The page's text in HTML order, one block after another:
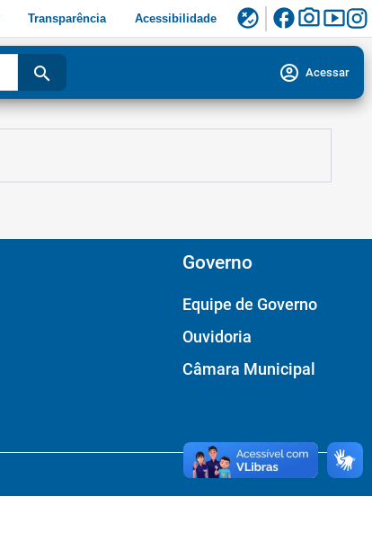
Transparência Acessibilidade flaky facebookphoto_camerasmart_display
search account_circle Acessar
Governo
Equipe de Governo
Ouvidoria
Câmara Municipal